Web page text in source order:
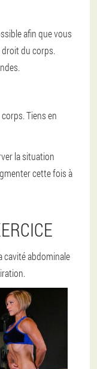
afin que vous
droit du corps.
Tiens en
la situation
cette fois à
cavité abdominale